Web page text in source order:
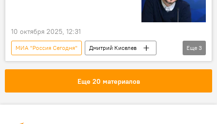
10 октября 2025, 12:31
МИА "Россия Сегодня"
Дмитрий Киселев
Sputnik
Баку Азербайджан
Еще 3
Еще 20 материалов